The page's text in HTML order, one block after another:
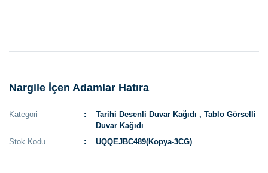
Nargile İçen Adamlar Hatıra
Kategori Tarihi Desenli Duvar Kağıdı ,Tablo Görselli
Duvar Kağıdı
Stok Kodu
UQQEJBC489(Kopya-3CG)